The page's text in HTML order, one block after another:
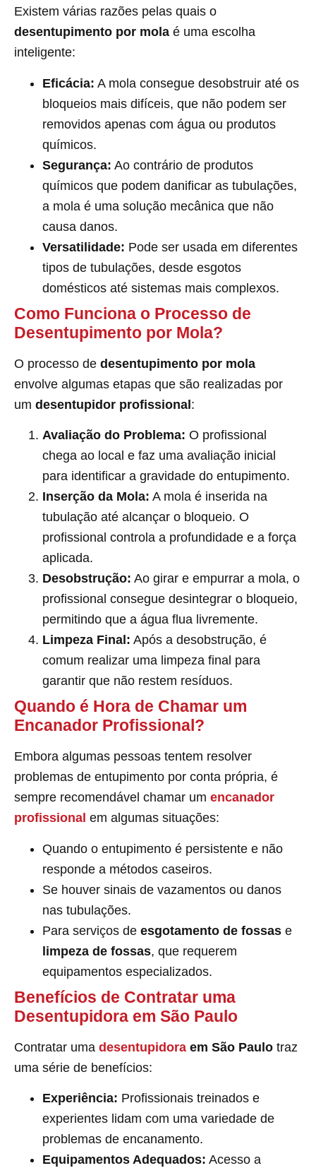
Existem várias razões pelas quais o
desentupimento por mola é uma escolha
inteligente:
Eficácia: A mola consegue desobstruir até os
bloqueios mais difíceis, que não podem ser
removidos apenas com água ou produtos
químicos.
Segurança: Ao contrário de produtos
químicos que podem danificar as tubulações,
a mola é uma solução mecânica que não
causa danos.
Versatilidade: Pode ser usada em diferentes
tipos de tubulações, desde esgotos
domésticos até sistemas mais complexos.
Como Funciona o Processo de
Desentupimento por Mola?
O processo de desentupimento por mola
envolve algumas etapas que são realizadas por
um desentupidor profissional:
Avaliação do Problema: O profissional
chega ao local e faz uma avaliação inicial
para identificar a gravidade do entupimento.
Inserção da Mola: A mola é inserida na
tubulação até alcançar o bloqueio. O
profissional controla a profundidade e a força
aplicada.
Desobstrução: Ao girar e empurrar a mola, o
profissional consegue desintegrar o bloqueio,
permitindo que a água flua livremente.
Limpeza Final: Após a desobstrução, é
comum realizar uma limpeza final para
garantir que não restem resíduos.
Quando é Hora de Chamar um
Encanador Profissional?
Embora algumas pessoas tentem resolver
problemas de entupimento por conta própria, é
sempre recomendável chamar um encanador
profissional em algumas situações:
Quando o entupimento é persistente e não
responde a métodos caseiros.
Se houver sinais de vazamentos ou danos
nas tubulações.
Para serviços de esgotamento de fossas e
limpeza de fossas, que requerem
equipamentos especializados.
Benefícios de Contratar uma
Desentupidora em São Paulo
Contratar uma desentupidora em São Paulo traz
uma série de benefícios:
Experiência: Profissionais treinados e
experientes lidam com uma variedade de
problemas de encanamento.
Equipamentos Adequados: Acesso a